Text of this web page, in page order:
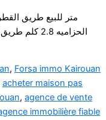
الحزاميه
, Forsa immo Kairouan
acheter maison pas
, agence de vente
immobilière fiable